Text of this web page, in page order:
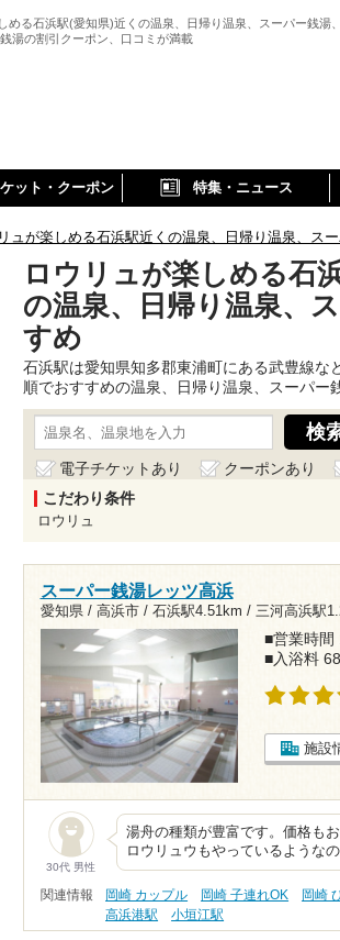
める石浜駅(愛知県)近くの温泉、日帰り温泉、スーパー銭湯
湯の割引クーポン、口コミが満載
ット・クーポン 特集・ニュース
ュが楽しめる石浜駅近くの温泉、日帰り温泉、ス
ロウリュが楽しめる石
の温泉、日帰り温泉、
すめ
石浜駅は愛知県知多郡東浦町にある武豊線な
順でおすすめの温泉、日帰り温泉、スーパー
電子チケットあり クーポンあり
こだわり条件
ロウリュ
スーパー銭湯レッツ高浜
愛知県 / 高浜市 / 石浜駅4.51km / 三河高浜駅
■営業時間
■入浴料
施設
30代 男性
湯舟の種類が豊富です。価格も
ロウリュウもやっているような
関連情報 岡崎 カップル 岡崎 子連れOK 岡崎
高浜港駅
小垣江駅